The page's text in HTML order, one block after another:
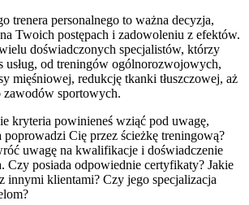
trenera personalnego to ważna decyzja,
Twoich postępach i zadowoleniu z efektów.
doświadczonych specjalistów, którzy
usług, od treningów ogólnorozwojowych,
mięśniowej, redukcję tkanki tłuszczowej, aż
sportowych.
kryteria powinieneś wziąć pod uwagę,
poprowadzi Cię przez ścieżkę treningową?
uwagę na kwalifikacje i doświadczenie
Czy posiada odpowiednie certyfikaty? Jakie
innymi klientami? Czy jego specjalizacja